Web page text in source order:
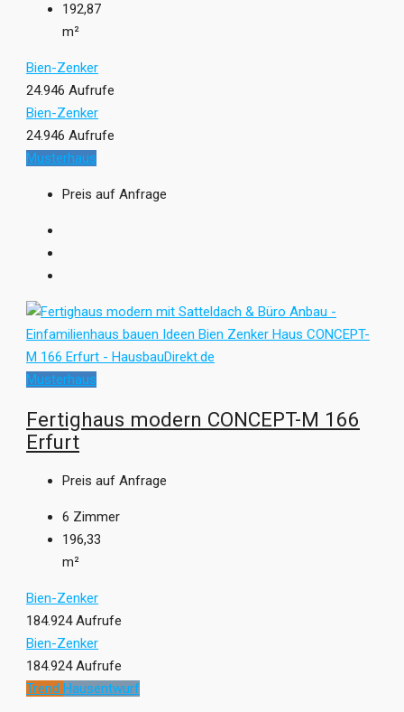
192,87
m²
Bien-Zenker
24.946 Aufrufe
Bien-Zenker
24.946 Aufrufe
Musterhaus
Preis auf Anfrage
Musterhaus
Fertighaus modern CONCEPT-M 166
Erfurt
Preis auf Anfrage
6 Zimmer
196,33
m²
Bien-Zenker
184.924 Aufrufe
Bien-Zenker
184.924 Aufrufe
Trend Hausentwurf